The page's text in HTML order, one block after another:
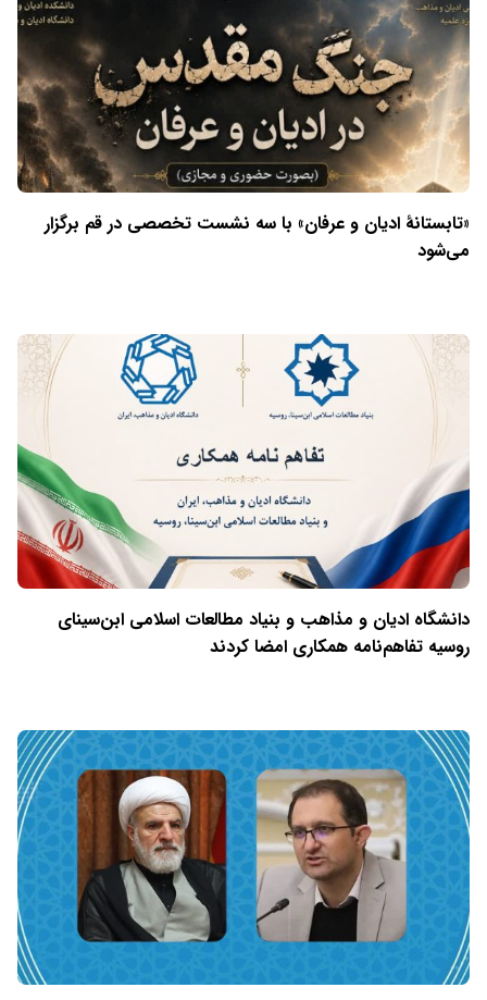
«تابستانهٔ ادیان و عرفان» با سه نشست تخصصی در قم برگزار
می‌شود
دانشگاه ادیان و مذاهب و بنیاد مطالعات اسلامی ابن‌سینای
روسیه تفاهم‌نامه همکاری امضا کردند